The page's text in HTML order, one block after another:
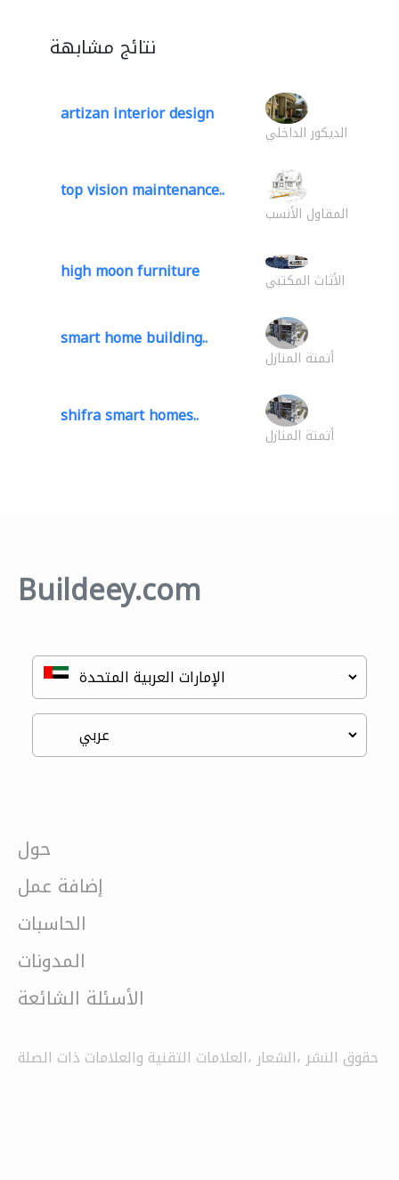
نتائج مشابهة
artizan interior design
الديكور الداخلي
top vision maintenance..
المقاول الأنسب
high moon furniture الأثاث المكتبي
smart home building..
أتمتة المنازل
shifra smart homes..
أتمتة المنازل
Buildeey.com
حول
إضافة عمل
الحاسبات
المدونات
الأسئلة الشائعة
حقوق النشر ،الشعار ،العلامات التقنية والعلامات ذات الصلة